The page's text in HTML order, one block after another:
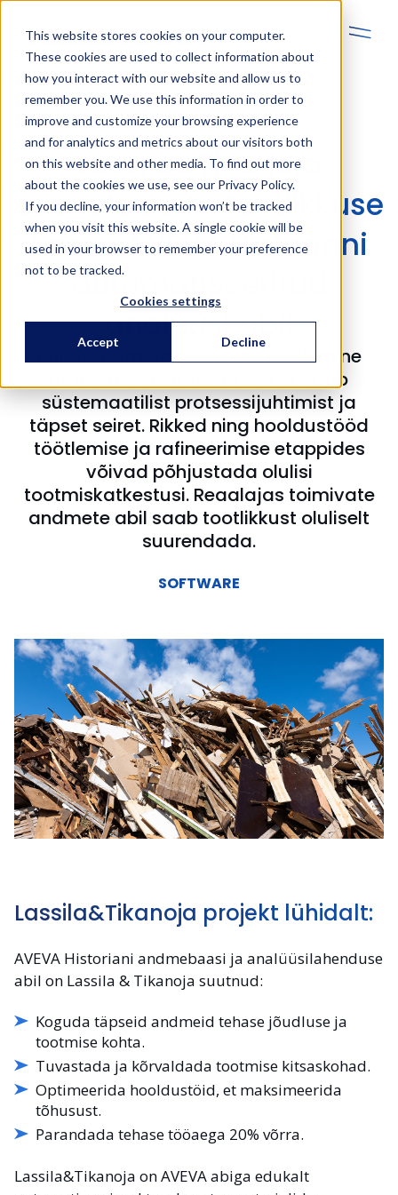
This website stores cookies on your computer.
These cookies are used to collect information about
how you interact with our website and allow us to
remember you. We use this information in order to
improve and customize your browsing experience
and for analytics and metrics about our visitors both
on this website and other media. To find out more
about the cookies we use, see our Privacy Policy.
If you decline, your information won’t be tracked
when you visit this website. A single cookie will be
used in your browser to remember your preference
not to be tracked.
Cookies settings
Accept Decline
Lassila&Tikanoja
saavutas 20% tootlikkuse
kasvu AVEVA Historiani
automatiseeritud
analüüsi abil
Puidujäätmete efektiivne töötlemine
ümbertöödeldud kütuseks nõuab
süstemaatilist protsessijuhtimist ja
täpset seiret. Rikked ning hooldustööd
töötlemise ja rafineerimise etappides
võivad põhjustada olulisi
tootmiskatkestusi. Reaalajas toimivate
andmete abil saab tootlikkust oluliselt
suurendada.
SOFTWARE
Lassila&Tikanoja projekt lühidalt:
AVEVA Historiani andmebaasi ja analüüsilahenduse
abil on Lassila & Tikanoja suutnud:
Koguda täpseid andmeid tehase jõudluse ja
tootmise kohta.
Tuvastada ja kõrvaldada tootmise kitsaskohad.
Optimeerida hooldustöid, et maksimeerida
tõhusust.
Parandada tehase tööaega 20% võrra.
Lassila&Tikanoja on AVEVA abiga edukalt